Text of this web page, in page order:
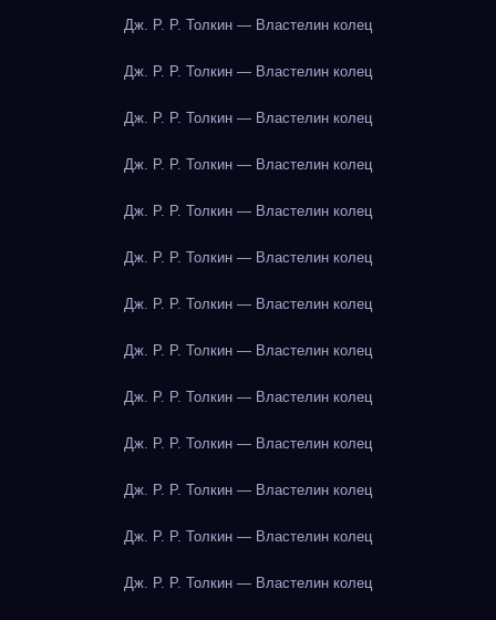
Дж. Р. Р. Толкин — Властелин колец
Дж. Р. Р. Толкин — Властелин колец
Дж. Р. Р. Толкин — Властелин колец
Дж. Р. Р. Толкин — Властелин колец
Дж. Р. Р. Толкин — Властелин колец
Дж. Р. Р. Толкин — Властелин колец
Дж. Р. Р. Толкин — Властелин колец
Дж. Р. Р. Толкин — Властелин колец
Дж. Р. Р. Толкин — Властелин колец
Дж. Р. Р. Толкин — Властелин колец
Дж. Р. Р. Толкин — Властелин колец
Дж. Р. Р. Толкин — Властелин колец
Дж. Р. Р. Толкин — Властелин колец